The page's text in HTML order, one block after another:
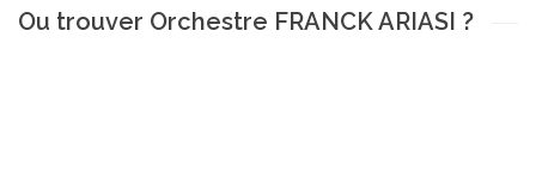
Ou trouver Orchestre FRANCK ARIASI ?